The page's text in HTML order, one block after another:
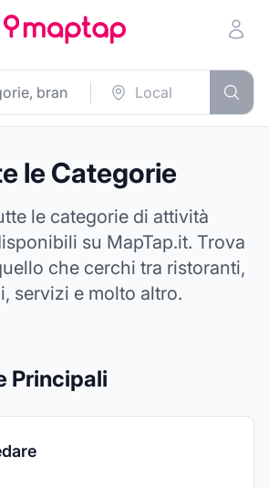
le Categorie
le categorie di attività
su MapTap.it. Trova
che cerchi tra ristoranti,
servizi e molto altro.
Principali